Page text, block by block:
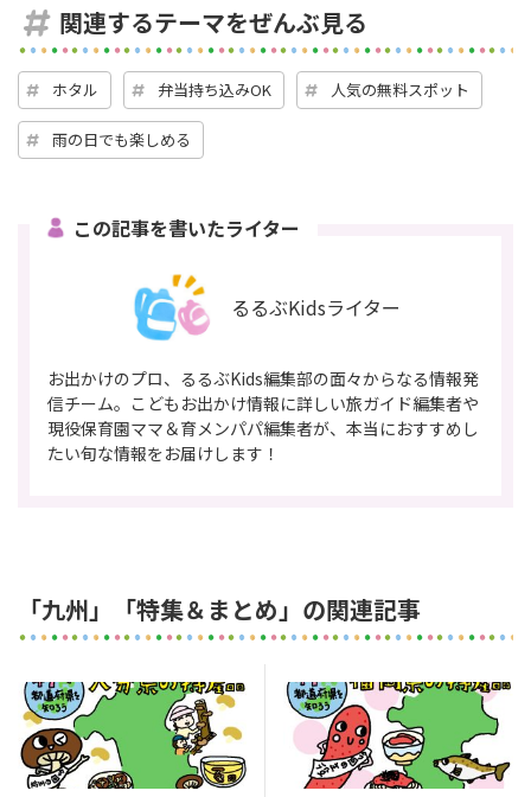
関連するテーマをぜんぶ見る
ホタル 弁当持ち込みOK 人気の無料スポット
雨の日でも楽しめる
この記事を書いたライター
るるぶKidsライター
お出かけのプロ、るるぶKids編集部の面々からなる情報発
信チーム。こどもお出かけ情報に詳しい旅ガイド編集者や
現役保育園ママ＆育メンパパ編集者が、本当におすすめし
たい旬な情報をお届けします！
「九州」「特集＆まとめ」の関連記事